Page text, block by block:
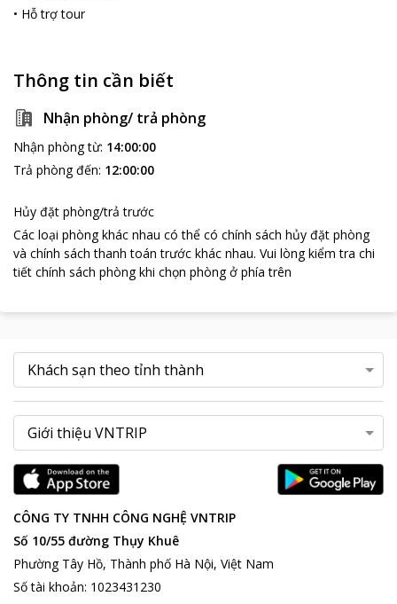
• Hỗ trợ tour
Thông tin cần biết
Nhận phòng/ trả phòng
Nhận phòng từ: 14:00:00
Trả phòng đến: 12:00:00
Hủy đặt phòng/trả trước
Các loại phòng khác nhau có thể có chính sách hủy đặt phòng
và chính sách thanh toán trước khác nhau. Vui lòng kiểm tra chi
tiết chính sách phòng khi chọn phòng ở phía trên
CÔNG TY TNHH CÔNG NGHỆ VNTRIP
Số 10/55 đường Thụy Khuê
Phường Tây Hồ, Thành phố Hà Nội, Việt Nam
Số tài khoản: 1023431230